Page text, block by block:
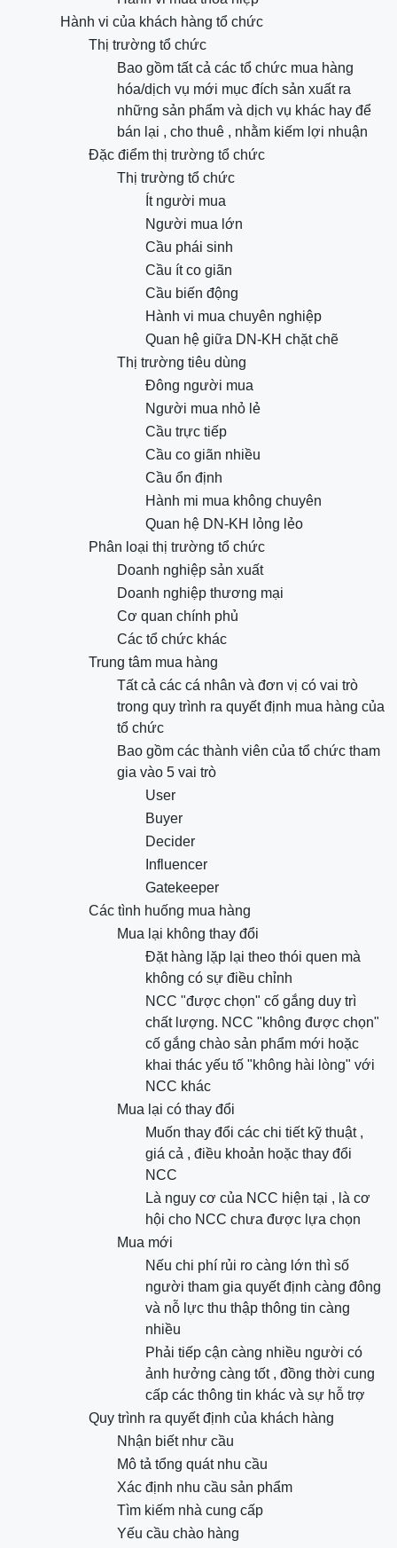
Hành vi của khách hàng tổ chức
Thị trường tổ chức
Bao gồm tất cả các tổ chức mua hàng
hóa/dịch vụ mới mục đích sản xuất ra
những sản phẩm và dịch vụ khác hay để
bán lại , cho thuê , nhằm kiếm lợi nhuận
Đặc điểm thị trường tổ chức
Thị trường tổ chức
Ít người mua
Người mua lớn
Cầu phái sinh
Cầu ít co giãn
Cầu biến động
Hành vi mua chuyên nghiệp
Quan hệ giữa DN-KH chặt chẽ
Thị trường tiêu dùng
Đông người mua
Người mua nhỏ lẻ
Cầu trực tiếp
Cầu co giãn nhiều
Cầu ổn định
Hành mi mua không chuyên
Quan hệ DN-KH lỏng lẻo
Phân loại thị trường tổ chức
Doanh nghiệp sản xuất
Doanh nghiệp thương mại
Cơ quan chính phủ
Các tổ chức khác
Trung tâm mua hàng
Tất cả các cá nhân và đơn vị có vai trò
trong quy trình ra quyết định mua hàng của
tổ chức
Bao gồm các thành viên của tổ chức tham
gia vào 5 vai trò
User
Buyer
Decider
Influencer
Gatekeeper
Các tình huống mua hàng
Mua lại không thay đổi
Đặt hàng lặp lại theo thói quen mà
không có sự điều chỉnh
NCC "được chọn" cố gắng duy trì
chất lượng. NCC "không được chọn"
cố gắng chào sản phẩm mới hoặc
khai thác yếu tố "không hài lòng" với
NCC khác
Mua lại có thay đổi
Muốn thay đổi các chi tiết kỹ thuật ,
giá cả , điều khoản hoặc thay đổi
NCC
Là nguy cơ của NCC hiện tại , là cơ
hội cho NCC chưa được lựa chọn
Mua mới
Nếu chi phí rủi ro càng lớn thì số
người tham gia quyết định càng đông
và nỗ lực thu thập thông tin càng
nhiều
Phải tiếp cận càng nhiều người có
ảnh hưởng càng tốt , đồng thời cung
cấp các thông tin khác và sự hỗ trợ
Quy trình ra quyết định của khách hàng
Nhận biết như cầu
Mô tả tổng quát nhu cầu
Xác định nhu cầu sản phẩm
Tìm kiếm nhà cung cấp
Yếu cầu chào hàng